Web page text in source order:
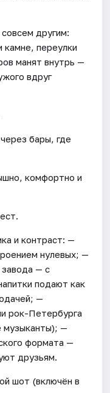
другим:
переулки
манят внутрь —
вдруг
бары, где
комфортно и
и контраст: —
нулевых; —
завода — с
подают как
—
рок-Петербурга
музыканты); —
формата —
друзьям.
шот (включён в